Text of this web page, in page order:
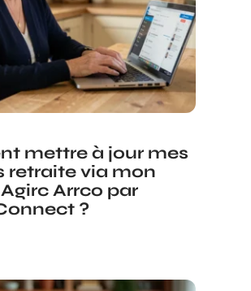
mettre à jour mes
retraite via mon
Arrco par
?